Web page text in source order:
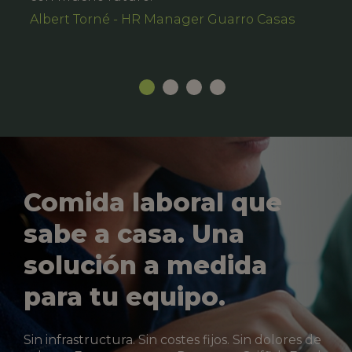
Albert Torné - HR Manager Guarro Casas
Comida laboral que
sabe a casa. Una
solución a medida
para tu equipo.
Sin infrastructura. Sin costes fijos. Sin dolores de